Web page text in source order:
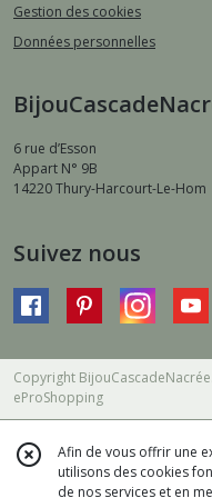
Gestion des cookies
Données personnelles
6 rue d’Esson
Appart N° 9B
14220Thury-Harcourt-Le-Hom
Suivez nous
Copyright
eProShopping
Afin de vous offrir une
utilisons des cookies
de nos services et en